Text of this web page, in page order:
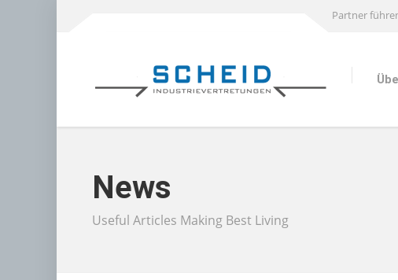
Partner
News
Useful Articles Making Best Living